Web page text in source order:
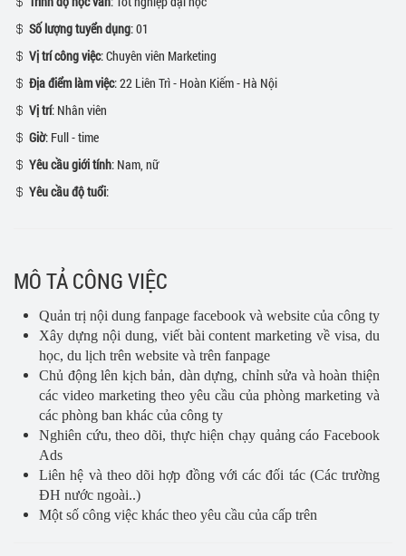
Số lượng tuyển dụng: 01
Vị trí công việc: Chuyên viên Marketing
Địa điểm làm việc: 22 Liên Trì - Hoàn Kiếm - Hà Nội
Vị trí: Nhân viên
Giờ: Full - time
Yêu cầu giới tính: Nam, nữ
Yêu cầu độ tuổi:
MÔ TẢ CÔNG VIỆC
Quản trị nội dung fanpage facebook và website của công ty
Xây dựng nội dung, viết bài content marketing về visa, du
học, du lịch trên website và trên fanpage
Chủ động lên kịch bản, dàn dựng, chỉnh sửa và hoàn thiện
các video marketing theo yêu cầu của phòng marketing và
các phòng ban khác của công ty
Nghiên cứu, theo dõi, thực hiện chạy quảng cáo Facebook
Ads
Liên hệ và theo dõi hợp đồng với các đối tác (Các trường
ĐH nước ngoài..)
Một số công việc khác theo yêu cầu của cấp trên